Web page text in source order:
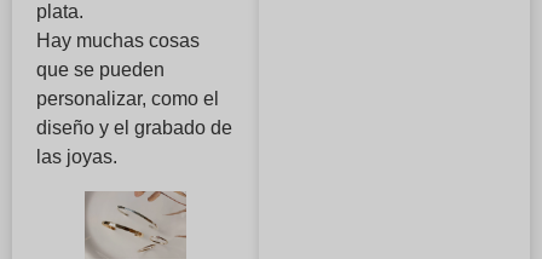
plata.
Hay muchas cosas
que se pueden
personalizar, como el
diseño y el grabado de
las joyas.